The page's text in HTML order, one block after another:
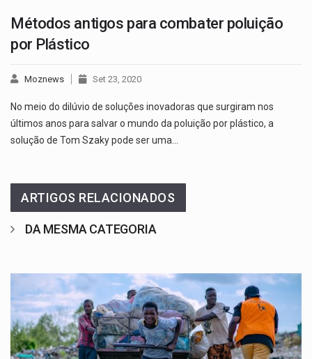
Métodos antigos para combater poluição
por Plástico
Moznews Set 23, 2020
No meio do dilúvio de soluções inovadoras que surgiram nos
últimos anos para salvar o mundo da poluição por plástico, a
solução de Tom Szaky pode ser uma…
ARTIGOS RELACIONADOS
DA MESMA CATEGORIA